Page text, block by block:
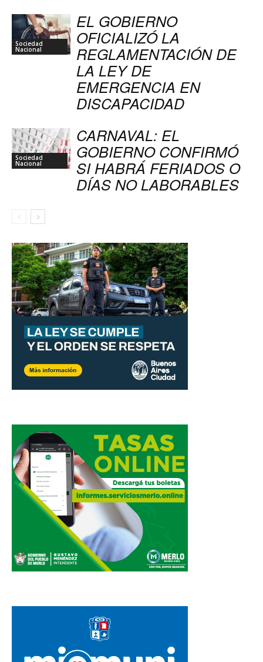
Sociedad
Nacional
EL GOBIERNO
OFICIALIZÓ LA
REGLAMENTACIÓN DE
LA LEY DE
EMERGENCIA EN
DISCAPACIDAD
Sociedad
Nacional
CARNAVAL: EL
GOBIERNO CONFIRMÓ
SI HABRÁ FERIADOS O
DÍAS NO LABORABLES